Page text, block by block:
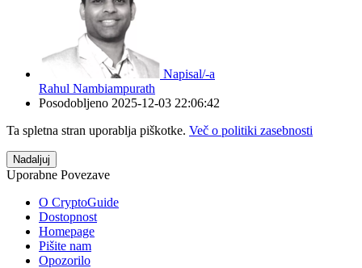
Napisal/-a
Rahul Nambiampurath
Posodobljeno 2025-12-03 22:06:42
Ta spletna stran uporablja piškotke. Več o politiki zasebnosti
Nadaljuj
Uporabne Povezave
O CryptoGuide
Dostopnost
Homepage
Pišite nam
Opozorilo